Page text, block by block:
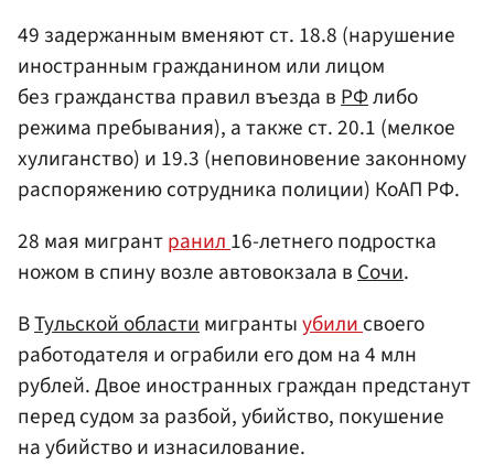
49 задержанным вменяют ст. 18.8 (нарушение
иностранным гражданином или лицом
без гражданства правил въезда вРФлибо
режима пребывания), а также ст. 20.1 (мелкое
хулиганство) и 19.3 (неповиновение законному
распоряжению сотрудника полиции) КоАП РФ.
28 мая мигрантранил16-летнего подростка
ножом в спину возле автовокзала вСочи.
ВТульской областимигрантыубилисвоего
работодателя и ограбили его дом на 4 млн
рублей. Двое иностранных граждан предстанут
перед судом за разбой, убийство, покушение
на убийство и изнасилование.